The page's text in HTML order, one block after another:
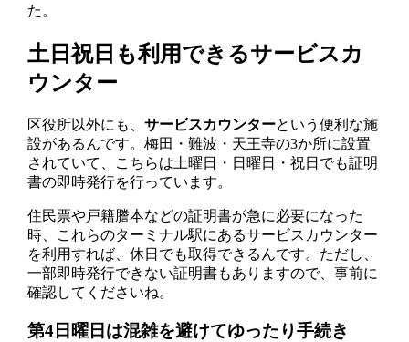
た。
土日祝日も利用できるサービスカ
ウンター
区役所以外にも、サービスカウンターという便利な施
設があるんです。梅田・難波・天王寺の3か所に設置
されていて、こちらは土曜日・日曜日・祝日でも証明
書の即時発行を行っています。
住民票や戸籍謄本などの証明書が急に必要になった
時、これらのターミナル駅にあるサービスカウンター
を利用すれば、休日でも取得できるんです。ただし、
一部即時発行できない証明書もありますので、事前に
確認してくださいね。
第4日曜日は混雑を避けてゆったり手続き